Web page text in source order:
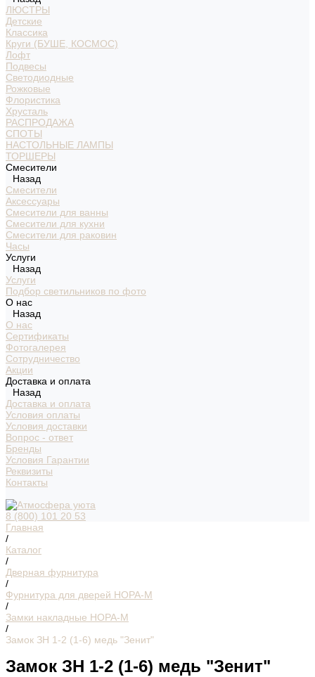
ЛЮСТРЫ
Детские
Классика
Круги (БУШЕ, КОСМОС)
Лофт
Подвесы
Светодиодные
Рожковые
Флористика
Хрусталь
РАСПРОДАЖА
СПОТЫ
НАСТОЛЬНЫЕ ЛАМПЫ
ТОРШЕРЫ
Смесители
Назад
Смесители
Аксессуары
Смесители для ванны
Смесители для кухни
Смесители для раковин
Часы
Услуги
Назад
Услуги
Подбор светильников по фото
О нас
Назад
О нас
Сертификаты
Фотогалерея
Сотрудничество
Акции
Доставка и оплата
Назад
Доставка и оплата
Условия оплаты
Условия доставки
Вопрос - ответ
Бренды
Условия Гарантии
Реквизиты
Контакты
8 (800) 101 20 53
Главная
/
Каталог
/
Дверная фурнитура
/
Фурнитура для дверей НОРА-М
/
Замки накладные НОРА-М
/
Замок ЗН 1-2 (1-6) медь "Зенит"
Замок ЗН 1-2 (1-6) медь "Зенит"